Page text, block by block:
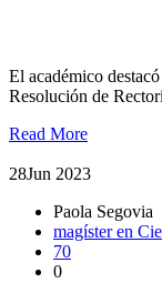
El académico
Resolución de
Read More
28Jun 2023
Paola Segovia
magíster en
70
0